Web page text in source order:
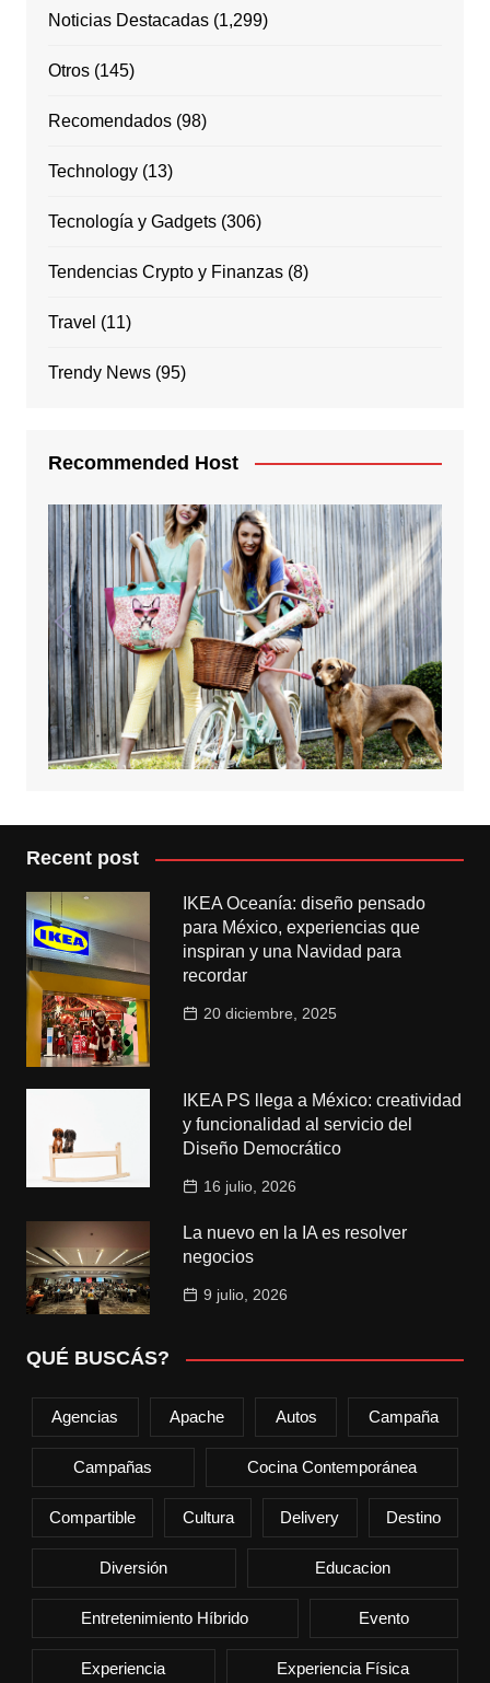
Noticias Destacadas(1,299)
Otros(145)
Recomendados(98)
Technology(13)
Tecnología y Gadgets(306)
Tendencias Crypto y Finanzas(8)
Travel (11)
Trendy News(95)
Recommended Host
Recent post
IKEA Oceanía: diseño pensado
para México, experiencias que
inspiran y una Navidad para
recordar
20 diciembre, 2025
IKEA PS llega a México: creatividad
y funcionalidad al servicio del
Diseño Democrático
16 julio, 2026
La nuevo en la IA es resolver
negocios
9 julio, 2026
QUÉ BUSCÁS?
Agencias Apache Autos Campaña
Campañas Cocina Contemporánea
Compartible Cultura Delivery Destino
Diversión Educacion
Entretenimiento Híbrido Evento
Experiencia Experiencia Física